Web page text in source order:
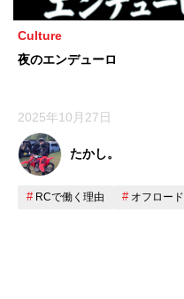
Culture
夜のエンデューロ
2025年10月27日
たかし。
RCで働く理由 オフロード